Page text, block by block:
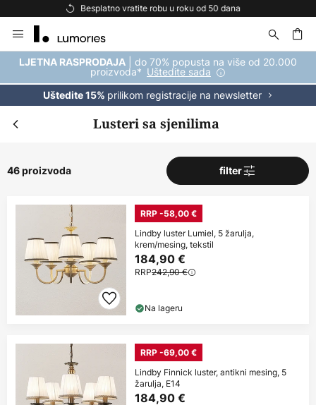
Besplatna dostava za kupnju iznad 69 €
to
Content
LJETNA RASPRODAJA | do 70% popusta na više od 20.000
proizvoda* Uštedite sada
Uštedite 15% prilikom registracije na newsletter
Lusteri sa sjenilima
46 proizvoda filter
RRP -58,00 €
Lindby luster Lumiel, 5 žarulja,
krem/mesing, tekstil
184,90 €
RRP242,90 €
Na lageru
RRP -69,00 €
Lindby Finnick luster, antikni mesing, 5
žarulja, E14
184,90 €